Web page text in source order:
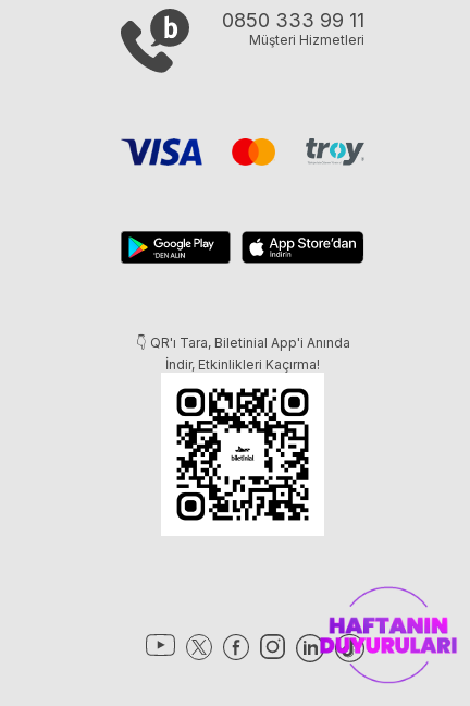
0850 333 99 11
Müşteri Hizmetleri
👇 QR'ı Tara, Biletinial App'i Anında
İndir, Etkinlikleri Kaçırma!